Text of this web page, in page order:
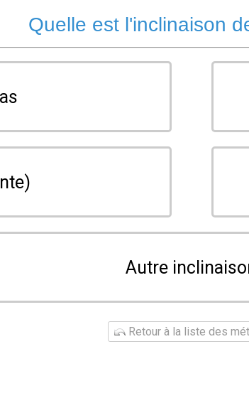
Quelle est l'inclinaison
Autre
Retour à la liste des